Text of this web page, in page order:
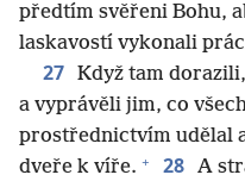
předtím svěřeni Bohu,
laskavostí vykonali
27 Když tam
a vyprávěli jim, co
prostřednictvím udělal
dveře k víře. + 28 A